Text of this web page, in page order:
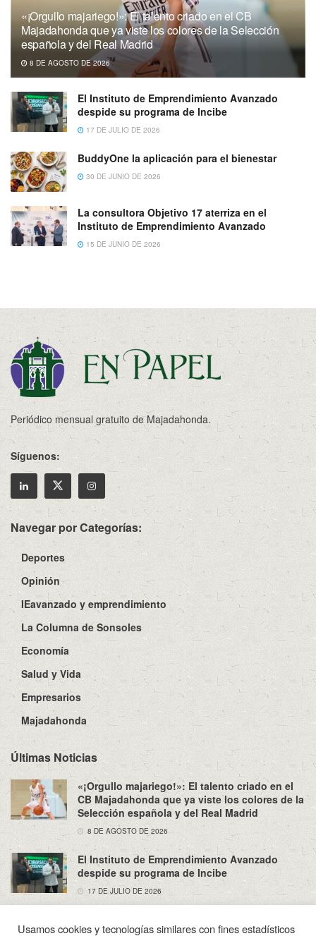
«¡Orgullo majariego!»: El talento criado en el CB
Majadahonda que ya viste los colores de la Selección
española y del Real Madrid
8 DE AGOSTO DE 2026
El Instituto de Emprendimiento Avanzado
despide su programa de Incibe
17 DE JULIO DE 2026
BuddyOne la aplicación para el bienestar
30 DE JUNIO DE 2026
La consultora Objetivo 17 aterriza en el
Instituto de Emprendimiento Avanzado
15 DE JUNIO DE 2026
Periódico mensual gratuito de Majadahonda.
Síguenos:
Navegar por Categorías:
Deportes
Opinión
IEavanzado y emprendimiento
La Columna de Sonsoles
Economía
Salud y Vida
Empresarios
Majadahonda
Últimas Noticias
«¡Orgullo majariego!»: El talento criado en el
CB Majadahonda que ya viste los colores de la
Selección española y del Real Madrid
8 DE AGOSTO DE 2026
El Instituto de Emprendimiento Avanzado
despide su programa de Incibe
17 DE JULIO DE 2026
Usamos cookies y tecnologías similares con fines estadísticos